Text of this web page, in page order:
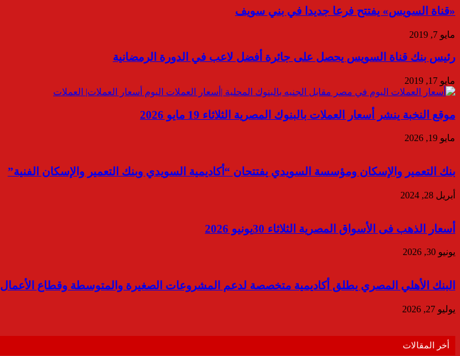
«قناة السويس» يفتتح فرعا جديدا في بني سويف
مايو 7, 2019
رئيس بنك قناة السويس يحصل على جائرة أفضل لاعب في الدورة الرمضانية
مايو 17, 2019
موقع النخبة ينشر أسعار العملات بالبنوك المصرية الثلاثاء 19 مايو 2026
مايو 19, 2026
بنك التعمير والإسكان ومؤسسة السويدي يفتتحان “أكاديمية السويدي وبنك التعمير والإسكان الفنية”
أبريل 28, 2024
أسعار الذهب فى الأسواق المصرية الثلاثاء 30يونيو 2026
يونيو 30, 2026
البنك الأهلي المصري يطلق أكاديمية متخصصة لدعم المشروعات الصغيرة والمتوسطة وقطاع الأعمال
يوليو 27, 2026
أخر المقالات